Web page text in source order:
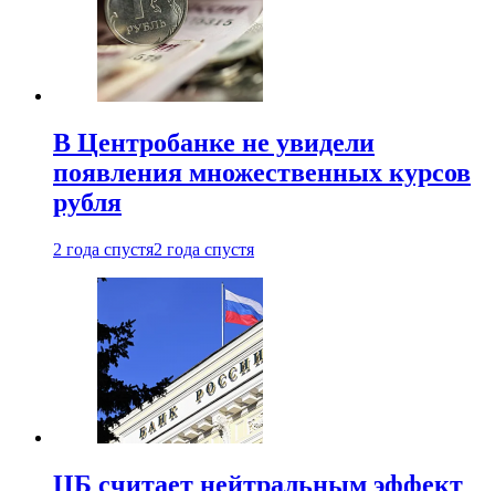
В Центробанке не увидели
появления множественных курсов
рубля
2 года спустя2 года спустя
ЦБ считает нейтральным эффект